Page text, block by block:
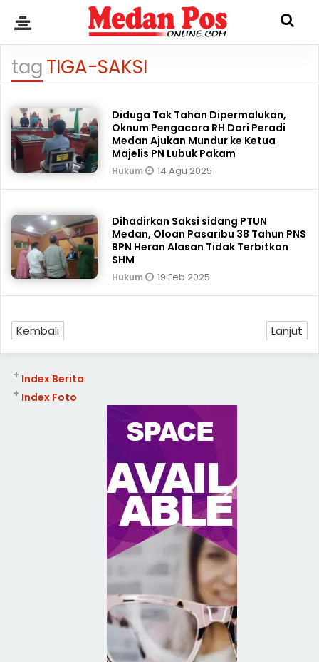
tagTIGA-SAKSI
Diduga Tak Tahan Dipermalukan,
Oknum Pengacara RH Dari Peradi
Medan Ajukan Mundur ke Ketua
Majelis PN Lubuk Pakam
Hukum 14 Agu 2025
Dihadirkan Saksi sidang PTUN
Medan, Oloan Pasaribu 38 Tahun PNS
BPN Heran Alasan Tidak Terbitkan
SHM
Hukum 19 Feb 2025
Kembali Lanjut
Index Berita
+
Index Foto
+